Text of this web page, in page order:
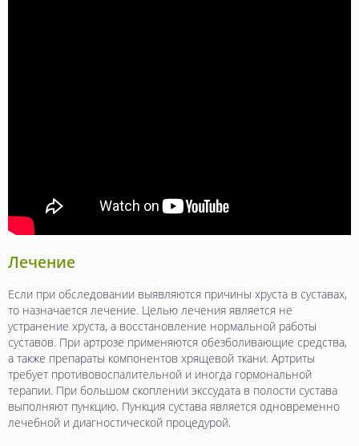
Лечение
Если при обследовании выявляются причины хруста в суставах,
то назначается лечение. Целью лечения является не
устранение хруста, а восстановление нормальной работы
суставов. При артрозе применяются обезболивающие средства,
а также препараты компонентов хрящевой ткани. Артриты
требует противовоспалительной и иногда гормональной
терапии. При большом скоплении экссудата в полости сустава
выполняют пункцию. Пункция сустава является одновременно
лечебной и диагностической процедурой.